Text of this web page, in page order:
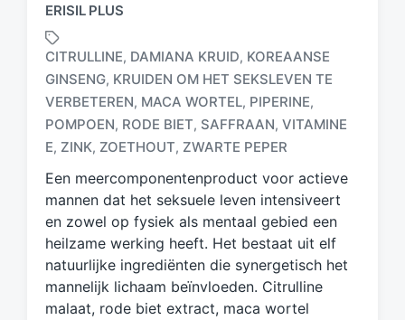
ERISIL PLUS
G
e
t
g
d
m
e
CITRULLINE, DAMIANA KRUID, KOREAANSE
GINSENG, KRUIDEN OM HET SEKSLEVEN TE
VERBETEREN, MACA WORTEL, PIPERINE,
POMPOEN, RODE BIET, SAFFRAAN, VITAMINE
E, ZINK, ZOETHOUT, ZWARTE PEPER
Een meercomponentenproduct voor actieve
mannen dat het seksuele leven intensiveert
en zowel op fysiek als mentaal gebied een
heilzame werking heeft. Het bestaat uit elf
natuurlijke ingrediënten die synergetisch het
mannelijk lichaam beïnvloeden. Citrulline
malaat, rode biet extract, maca wortel